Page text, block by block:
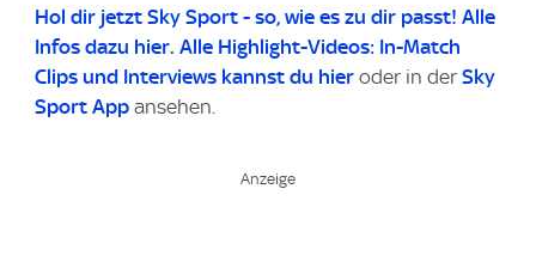
Hol dir jetzt Sky Sport - so, wie es zu dir passt! Alle
Infos dazu hier. Alle Highlight-Videos: In-Match
Clips und Interviews kannst du hier oder in der Sky
Sport App ansehen.